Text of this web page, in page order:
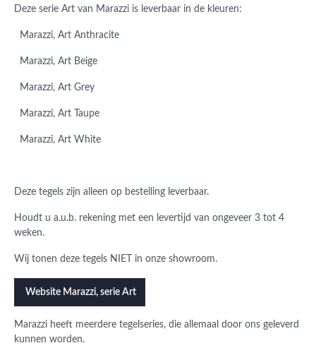
Deze serie Art van Marazzi is leverbaar in de kleuren:
Marazzi, Art Anthracite
Marazzi, Art Beige
Marazzi, Art Grey
Marazzi, Art Taupe
Marazzi, Art White
Deze tegels zijn alleen op bestelling leverbaar.
Houdt u a.u.b. rekening met een levertijd van ongeveer 3 tot 4
weken.
Wij tonen deze tegels NIET in onze showroom.
Website Marazzi, serie Art
Marazzi heeft meerdere tegelseries, die allemaal door ons geleverd
kunnen worden.